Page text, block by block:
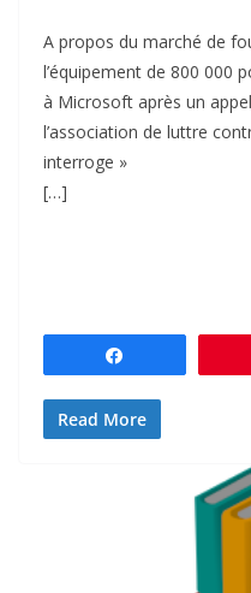
A propos du marché de
l’équipement de 800 000
à Microsoft après un
l’association de luttre
interroge »
[…]
Read More